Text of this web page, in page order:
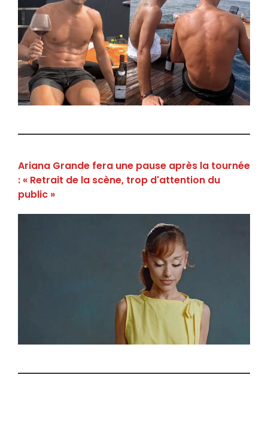
Ariana Grande fera une pause après la tournée
: « Retrait de la scène, trop d'attention du
public »